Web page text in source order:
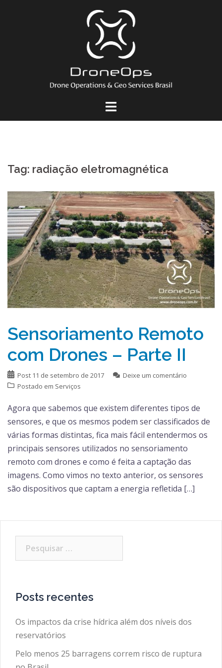
Tag: radiação eletromagnética
Sensoriamento Remoto
com Drones – Parte II
Post 11 de setembro de 2017
Deixe um comentário
Postado em Serviços
Agora que sabemos que existem diferentes tipos de
sensores, e que os mesmos podem ser classificados de
várias formas distintas, fica mais fácil entendermos os
principais sensores utilizados no sensoriamento
remoto com drones e como é feita a captação das
imagens. Como vimos no texto anterior, os sensores
são dispositivos que captam a energia refletida […]
Posts recentes
Os impactos da crise hídrica além dos níveis dos
reservatórios
Pelo menos 25 barragens correm risco de ruptura